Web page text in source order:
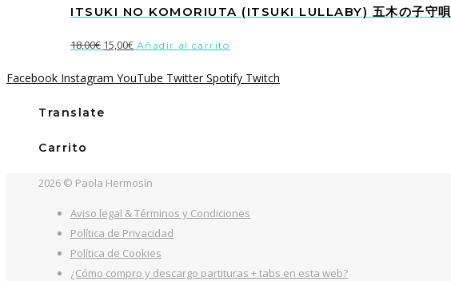
ITSUKI NO KOMORIUTA (ITSUKI LULLABY) 五木の子守唄
18,00€ El
original
15,00€El
actual
Añadir al carrito
Facebook Instagram YouTube Twitter Spotify Twitch
Translate
Carrito
2026 © Paola Hermosín
Aviso legal & Términos y Condiciones
Política de Privacidad
Política de Cookies
¿Cómo compro y descargo partituras + tabs en esta web?